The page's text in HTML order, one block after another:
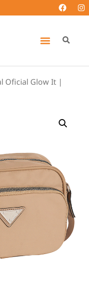
Oficial Glow It |